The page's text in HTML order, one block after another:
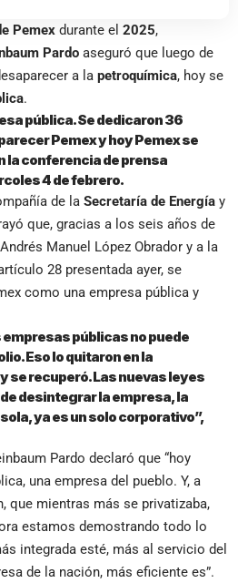
Pemex durante el 2025,
Pardo aseguró que luego de
a la petroquímica, hoy se
.
pública. Se dedicaron 36
Pemex y hoy Pemex se
la conferencia de prensa
4 de febrero.
de la Secretaría de Energía y
que, gracias a los seis años de
Manuel López Obrador y a la
28 presentada ayer, se
como una empresa pública y
empresas públicas no puede
Eso lo quitaron en la
se recuperó. Las nuevas leyes
de desintegrar la empresa, la
ya es un solo corporativo”,
Pardo declaró que “hoy
una empresa del pueblo. Y, a
que mientras más se privatizaba,
estamos demostrando todo lo
integrada esté, más al servicio del
de la nación, más eficiente es”.